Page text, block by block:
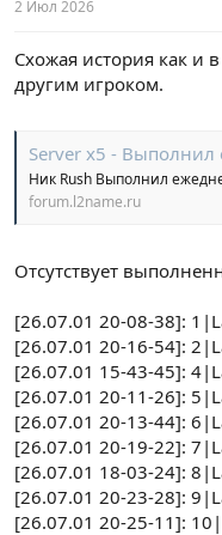
2 Июл 2026
Схожая история как и
другим игроком.
Server x5 - Выполнил
Ник Rush Выполнил
forum.l2name.ru
Отсутствует
[26.07.01 20-08-38]:
[26.07.01 20-16-54]:
[26.07.01 15-43-45]:
[26.07.01 20-11-26]:
[26.07.01 20-13-44]:
[26.07.01 20-19-22]:
[26.07.01 18-03-24]:
[26.07.01 20-23-28]:
[26.07.01 20-25-11]: